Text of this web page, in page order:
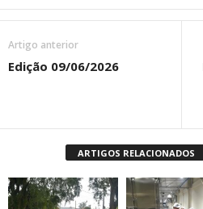
Artigo anterior
Edição 09/06/2026
ARTIGOS RELACIONADOS